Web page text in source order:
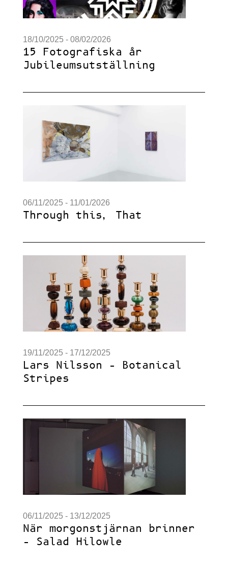
18/10/2025 - 08/02/2026
15 Fotografiska år
Jubileums­­utställning
06/11/2025 - 11/01/2026
Through this, That
19/11/2025 - 17/12/2025
Lars Nilsson – Botanical
Stripes
06/11/2025 - 13/12/2025
När morgonstjärnan brinner
– Salad Hilowle